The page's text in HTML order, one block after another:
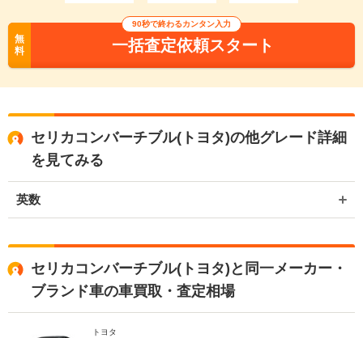
無
料
90秒で終わるカンタン入力
一括査定依頼スタート
セリカコンバーチブル(トヨタ)の他グレード詳細
を見てみる
英数
セリカコンバーチブル(トヨタ)と同一メーカー・
ブランド車の車買取・査定相場
トヨタ